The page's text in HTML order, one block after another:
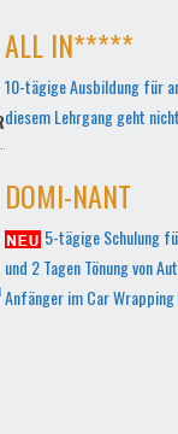
ALL IN*****
10-tägige Ausbildung für
diesem Lehrgang geht nicht
DOMI-NANT
5-tägige Schulung
und 2 Tagen Tönung von
Anfänger im Car